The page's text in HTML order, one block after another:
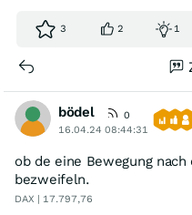
3 2 1
bödel
0
16.04.24 08:44:31
ob de eine Bewegung
bezweifeln.
DAX | 17.797,76